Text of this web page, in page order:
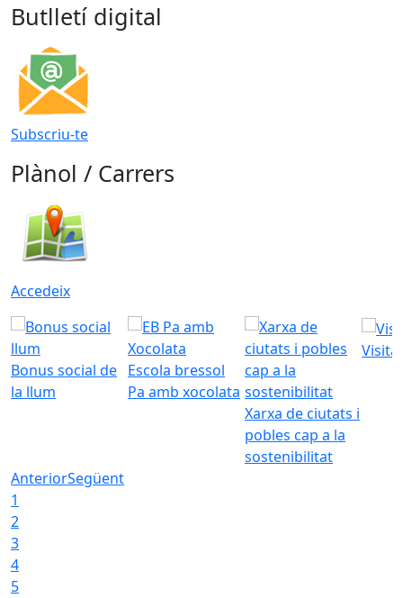
Butlletí digital
Subscriu-te
Plànol / Carrers
Accedeix
Bonus social de
la llum
Escola bressol
Pa amb xocolata
Xarxa de ciutats i
pobles cap a la
sostenibilitat
Visita
AnteriorSegüent
1
2
3
4
5